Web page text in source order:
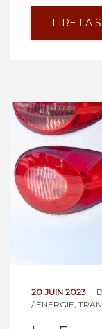
LIRE LA
20 JUIN 2023
/ ÉNERGIE